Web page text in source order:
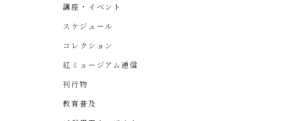
講座・イベント
スケジュール
コレクション
紅ミュージアム通信
刊行物
教育普及